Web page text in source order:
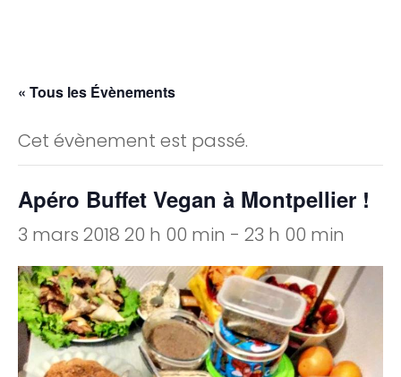
« Tous les Évènements
Cet évènement est passé.
Apéro Buffet Vegan à Montpellier !
3 mars 2018 20 h 00 min - 23 h 00 min